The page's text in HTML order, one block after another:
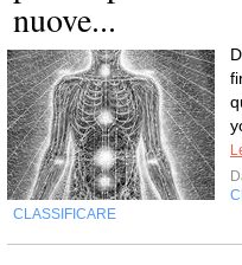
nuove...
CLASSIFICARE